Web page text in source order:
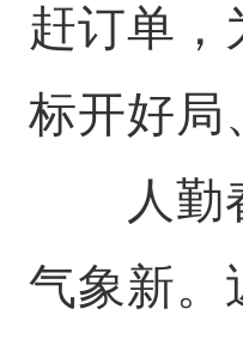
赶订单，
标开好局
人勤春
气象新。